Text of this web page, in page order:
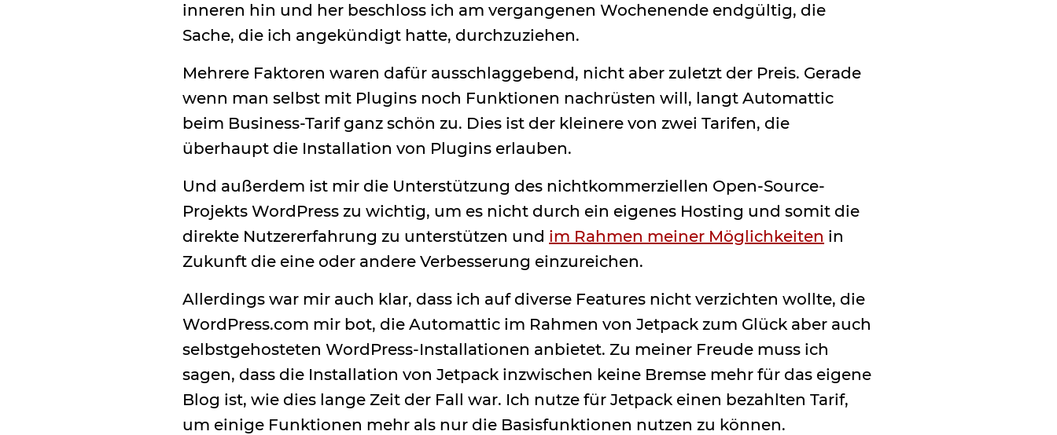
inneren hin und her beschloss ich am vergangenen Wochenende endgültig, die
Sache, die ich angekündigt hatte, durchzuziehen.
Mehrere Faktoren waren dafür ausschlaggebend, nicht aber zuletzt der Preis. Gerade
wenn man selbst mit Plugins noch Funktionen nachrüsten will, langt Automattic
beim Business-Tarif ganz schön zu. Dies ist der kleinere von zwei Tarifen, die
überhaupt die Installation von Plugins erlauben.
Und außerdem ist mir die Unterstützung des nichtkommerziellen Open-Source-
Projekts WordPress zu wichtig, um es nicht durch ein eigenes Hosting und somit die
direkte Nutzererfahrung zu unterstützen und im Rahmen meiner Möglichkeiten in
Zukunft die eine oder andere Verbesserung einzureichen.
Allerdings war mir auch klar, dass ich auf diverse Features nicht verzichten wollte, die
WordPress.com mir bot, die Automattic im Rahmen von Jetpack zum Glück aber auch
selbstgehosteten WordPress-Installationen anbietet. Zu meiner Freude muss ich
sagen, dass die Installation von Jetpack inzwischen keine Bremse mehr für das eigene
Blog ist, wie dies lange Zeit der Fall war. Ich nutze für Jetpack einen bezahlten Tarif,
um einige Funktionen mehr als nur die Basisfunktionen nutzen zu können.